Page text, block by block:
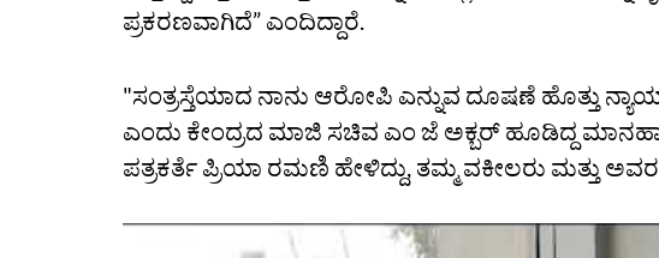
ಪ್ರಕರಣವಾಗಿದೆ” ಎಂದಿದ್ದಾರೆ.
"ಸಂತ್ರಸ್ತೆಯಾದ ನಾನು ಆರೋಪಿ ಎನ್ನುವ ದೂಷಣೆ ಹೊತ್ತು
ಎಂದು ಕೇಂದ್ರದ ಮಾಜಿ ಸಚಿವ ಎಂ ಜೆ ಅಕ್ಬರ್ ಹೂಡಿದ್ದ
ಪತ್ರಕರ್ತೆ ಪ್ರಿಯಾ ರಮಣಿ ಹೇಳಿದ್ದು, ತಮ್ಮ ವಕೀಲರು ಮತ್ತು